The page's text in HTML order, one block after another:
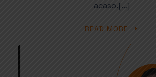
acaso.[…]
READ MORE